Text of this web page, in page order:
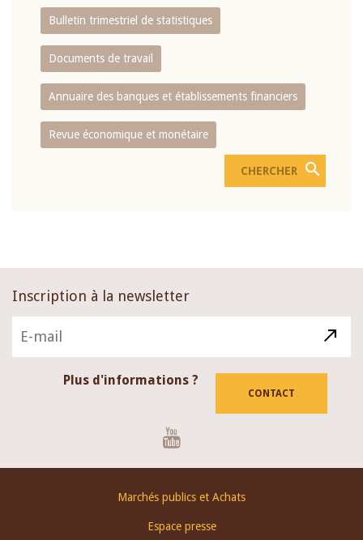
Bulletin trimestriel de statistiques
Documents de travail
Annuaire des banques et établissements financiers
Revue économique et monétaire
Inscription à la newsletter
Plus d'informations ?
CONTACT
Marchés publics et Achats
Espace presse